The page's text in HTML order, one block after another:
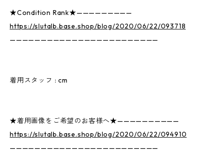
★Condition Rank★—————————
https://slutalb.base.shop/blog/2020/06/22/093718
————————————————————————
着用スタッフ : cm
★着用画像をご希望のお客様へ★——————————
https://slutalb.base.shop/blog/2020/06/22/094910
————————————————————————